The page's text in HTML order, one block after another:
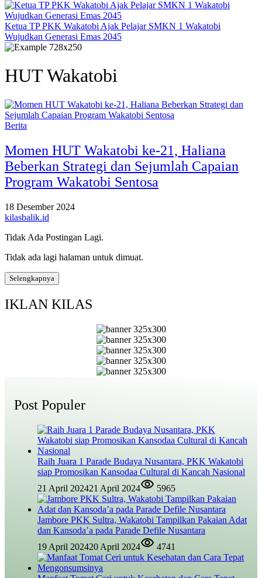
Ketua TP PKK Wakatobi Ajak Pelajar SMKN 1 Wakatobi
Wujudkan Generasi Emas 2045
HUT Wakatobi
Berita
Momen HUT Wakatobi ke-21, Haliana
Beberkan Strategi dan Sejumlah Capaian
Program Wakatobi Sentosa
18 Desember 2024
kilasbalik.id
Tidak Ada Postingan Lagi.
Tidak ada lagi halaman untuk dimuat.
Selengkapnya
IKLAN KILAS
Post Populer
Raih Juara 1 Parade Budaya Nusantara, PKK Wakatobi
siap Promosikan Kansodaa Cultural di Kancah Nasional
21 April 202421 April 2024 5965
Jambore PKK Sultra, Wakatobi Tampilkan Pakaian Adat
dan Kansoda’a pada Parade Defile Nusantara
19 April 202420 April 2024 4741